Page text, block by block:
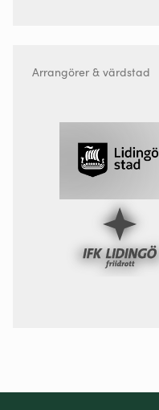
Arrangörer & värdstad